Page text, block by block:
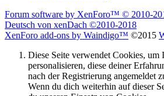
Forum software by XenForo™ © 2010-
Deutsch von xenDach ©2010-2018
XenForo add-ons by Waindigo™ ©2015
Diese Seite verwendet Cookies, um
personalisieren, diese deiner
nach der Registrierung angemeldet
Wenn du dich weiterhin auf dieser